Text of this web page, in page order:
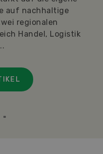
unter Druck.